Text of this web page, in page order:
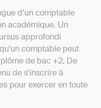
d’un comptable
académique. Un
approfondi
comptable peut
de bac +2. De
de s'inscrire à
pour exercer en toute